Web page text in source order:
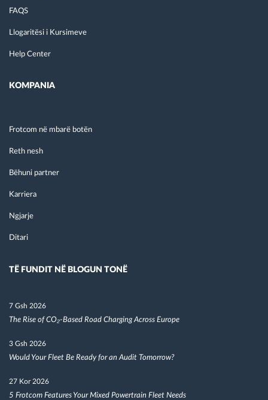
FAQS
Llogaritësi i Kursimeve
Help Center
KOMPANIA
Frotcom në mbarë botën
Reth nesh
Bëhuni partner
Karriera
Ngjarje
Ditari
TË FUNDIT NË BLOGUN TONË
7 Gsh 2026
The Rise of CO₂-Based Road Charging Across Europe
3 Gsh 2026
Would Your Fleet Be Ready for an Audit Tomorrow?
27 Kor 2026
5 Frotcom Features Your Mixed Powertrain Fleet Needs